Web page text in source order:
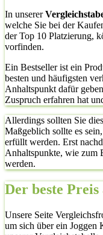
In unserer
welche Sie bei der
der Top 10 Platzierung,
vorfinden.
Ein Bestseller ist ein
besten und häufigsten
Anhaltspunkt dafür
Zuspruch erfahren hat
Allerdings sollten Sie
Maßgeblich sollte es
erfüllt werden. Erst
Anhaltspunkte, wie zum
werden.
Der beste
Unsere Seite
um sich über ein Joggen